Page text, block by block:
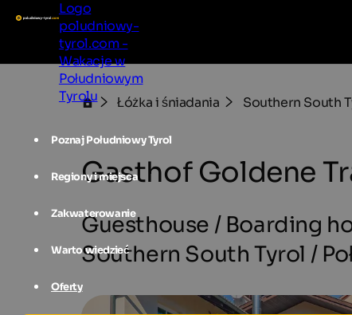
Logo
poludniowy-
tyrol.com -
Wakacje w
Południowym
Tyrolu
Poznaj Południowy Tyrol
Regiony i miejsca
Zakwaterowanie
Warto wiedzieć
Oferty
Łóżka i śniadania Southern South
Gasthof Goldene
Guesthouse / Boarding
Southern South Tyrol /